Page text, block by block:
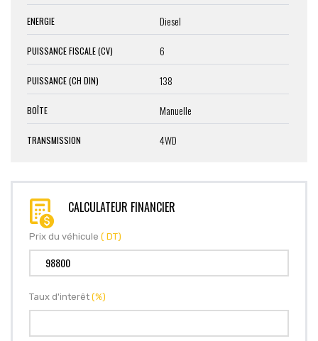
ENERGIE Diesel
PUISSANCE FISCALE (CV) 6
PUISSANCE (CH DIN) 138
BOÎTE Manuelle
TRANSMISSION 4WD
CALCULATEUR FINANCIER
Prix du véhicule ( DT)
Taux d'interêt (%)